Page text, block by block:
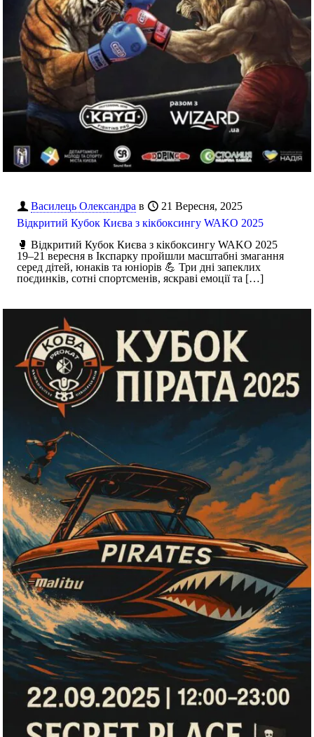
Василець Олександра в
21 Вересня, 2025
Відкритий Кубок Києва з кікбоксингу WAKO 2025
🥊 Відкритий Кубок Києва з кікбоксингу WAKO 2025
19–21 вересня в Ікспарку пройшли масштабні змагання
серед дітей, юнаків та юніорів 💪 Три дні запеклих
поєдинків, сотні спортсменів, яскраві емоції та […]